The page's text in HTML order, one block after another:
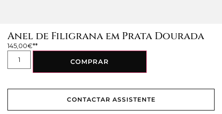
Anel de Filigrana em Prata Dourada
145,00€
COMPRAR
CONTACTAR ASSISTENTE